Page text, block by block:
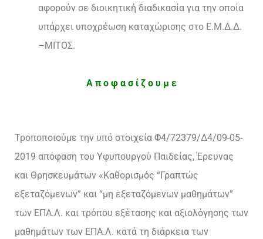
αφορούν σε διοικητική διαδικασία για την οποία
υπάρχει υποχρέωση καταχώρισης στο Ε.Μ.Δ.Δ.
–ΜΙΤΟΣ.
Α π ο φ α σ ί ζ ο υ μ ε
Τροποποιούμε την υπό στοιχεία Φ4/72379/Δ4/09-05-
2019 απόφαση του Υφυπουργού Παιδείας, Έρευνας
και Θρησκευμάτων «Καθορισμός “Γραπτώς
εξεταζόμενων” και “μη εξεταζόμενων μαθημάτων”
των ΕΠΑ.Λ. και τρόπου εξέτασης και αξιολόγησης των
μαθημάτων των ΕΠΑ.Λ. κατά τη διάρκεια των